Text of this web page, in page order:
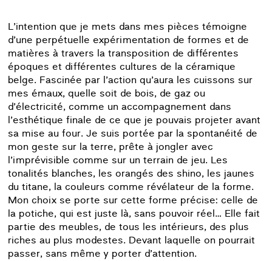
L’intention que je mets dans mes pièces témoigne
d’une perpétuelle expérimentation de formes et de
matières à travers la transposition de différentes
époques et différentes cultures de la céramique
belge. Fascinée par l’action qu’aura les cuissons sur
mes émaux, quelle soit de bois, de gaz ou
d’électricité, comme un accompagnement dans
l’esthétique finale de ce que je pouvais projeter avant
sa mise au four. Je suis portée par la spontanéité de
mon geste sur la terre, prête à jongler avec
l’imprévisible comme sur un terrain de jeu. Les
tonalités blanches, les orangés des shino, les jaunes
du titane, la couleurs comme révélateur de la forme.
Mon choix se porte sur cette forme précise: celle de
la potiche, qui est juste là, sans pouvoir réel… Elle fait
partie des meubles, de tous les intérieurs, des plus
riches au plus modestes. Devant laquelle on pourrait
passer, sans même y porter d’attention.